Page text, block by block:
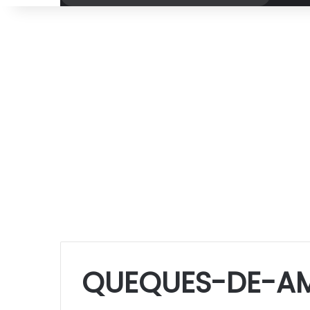
QUEQUES-DE-